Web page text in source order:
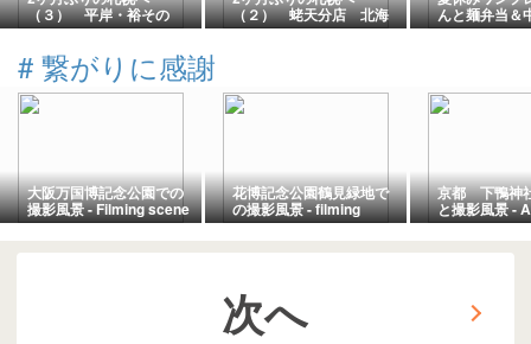
（３） 平岸・裕その
１ 北海道DAY64
（２） 蛯天分店 北海
道DAY64
んと麺弁当＆
きの駅直結コ
ート」最高(*´
# 繋がりに感謝
大阪万国博記念公園での
撮影風景 - Filming scene
at Expo'70
commemorative Park in
Osaka. -
花博記念公園鶴見緑地で
の撮影風景 - filming
scene at turumi
ryokuchi in osaka. -
京都 下鴨神
と撮影風景 -
leaves and
scenes at
Shrine in
次へ